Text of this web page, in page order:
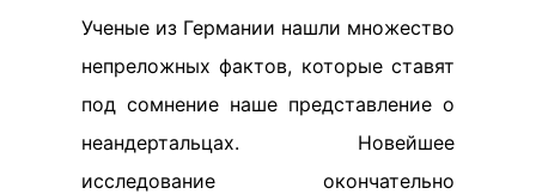
Ученые из Германии нашли множество
непреложных фактов, которые ставят
под сомнение наше представление о
неандертальцах. Новейшее
исследование окончательно